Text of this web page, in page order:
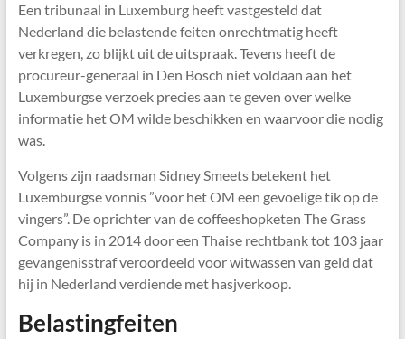
Een tribunaal in Luxemburg heeft vastgesteld dat
Nederland die belastende feiten onrechtmatig heeft
verkregen, zo blijkt uit de uitspraak. Tevens heeft de
procureur-generaal in Den Bosch niet voldaan aan het
Luxemburgse verzoek precies aan te geven over welke
informatie het OM wilde beschikken en waarvoor die nodig
was.
Volgens zijn raadsman Sidney Smeets betekent het
Luxemburgse vonnis ”voor het OM een gevoelige tik op de
vingers”. De oprichter van de coffeeshopketen The Grass
Company is in 2014 door een Thaise rechtbank tot 103 jaar
gevangenisstraf veroordeeld voor witwassen van geld dat
hij in Nederland verdiende met hasjverkoop.
Belastingfeiten